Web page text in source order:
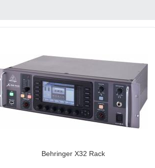
Behringer X32 Rack